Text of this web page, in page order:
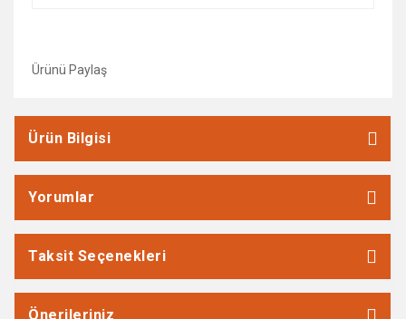
Ürünü Paylaş
Ürün Bilgisi
Yorumlar
Taksit Seçenekleri
Önerileriniz